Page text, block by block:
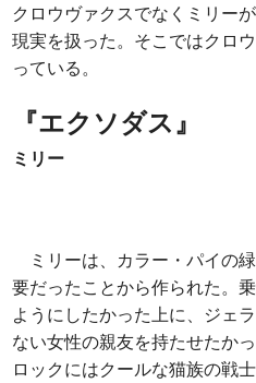
クロウヴァクスでなくミリー
現実を扱った。そこではクロ
っている。
『エクソダス』
ミリー
ミリーは、カラー・パイの
要だったことから作られた。
ようにしたかった上に、ジェ
ない女性の親友を持たせたか
ロックにはクールな猫族の戦